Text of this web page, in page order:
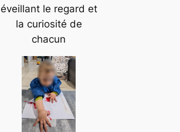
éveillant le regard et
la curiosité de
chacun